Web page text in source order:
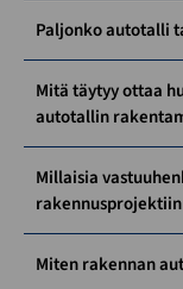
Paljonko autotalli
Mitä täytyy ottaa
autotallin
Millaisia
Miten rakennan